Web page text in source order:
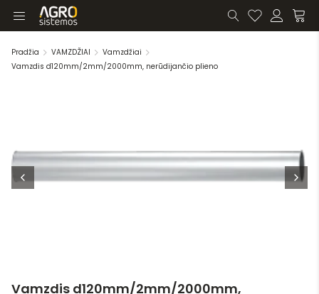
Pradžia VAMZDŽIAI
Vamzdžiai
Vamzdis d120mm/2mm/2000mm, nerūdijančio plieno
Vamzdis d120mm/2mm/2000mm,